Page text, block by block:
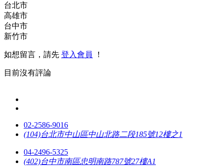
台北市
高雄市
台中市
新竹市
如想留言，請先 登入會員 ！
目前沒有評論
02-2586-9016
(104)台北市中山區中山北路二段185號12樓之1
04-2496-5325
(402)台中市南區忠明南路787號27樓A1